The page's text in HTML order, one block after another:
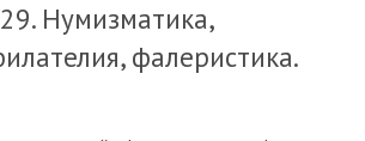
Нумизматика,
фалеристика.